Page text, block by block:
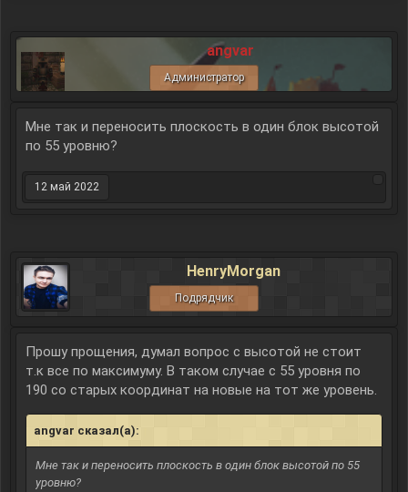
angvar
Администратор
Мне так и переносить плоскость в один блок высотой
по 55 уровню?
12 май 2022
HenryMorgan
Подрядчик
Прошу прощения, думал вопрос с высотой не стоит
т.к все по максимуму. В таком случае с 55 уровня по
190 со старых координат на новые на тот же уровень.
angvar сказал(а):
Мне так и переносить плоскость в один блок высотой по 55
уровню?